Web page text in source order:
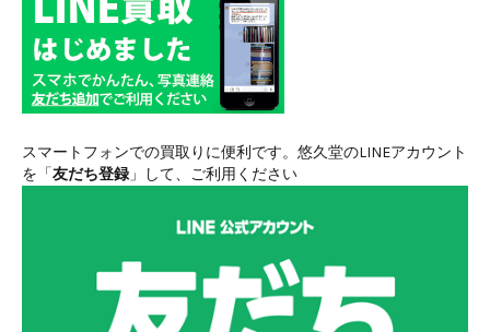
スマートフォンでの買取りに便利です。悠久堂のLINEアカウント
を「 友だち登録」して、ご利用ください